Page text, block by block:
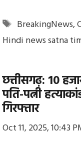
Tags
BreakingNews,
Hindi news satna
छत्तीसगढ़: 10
पति-पत्नी
गिरफ्तार
Oct 11, 2025, 10:43